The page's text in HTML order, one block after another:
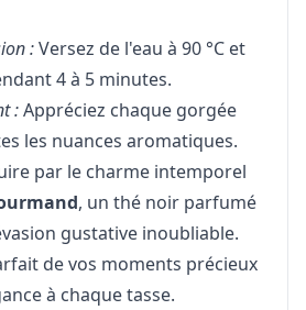
:Versez de l'eau à 90 °C et
4 à 5 minutes.
:Appréciez chaque gorgée
les nuances aromatiques.
par le charme intemporel
, un thé noir parfumé
gustative inoubliable.
de vos moments précieux
à chaque tasse.